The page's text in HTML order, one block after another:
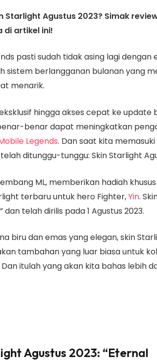
Starlight Agustus 2023? Simak
di artikel ini!
pasti sudah tidak asing lagi dengan
sistem berlangganan bulanan yang
menarik.
hingga akses cepat ke update
benar dapat meningkatkan
Legends. Dan saat kita memasuki
ditunggu-tunggu: Skin Starlight
ML, memberikan hadiah
terbaru untuk hero Fighter,Yin.
dan telah dirilis pada 1 Agustus 2023.
biru dan emas yang elegan, skin
tambahan yang luar biasa untuk
itulah yang akan kita bahas lebih
Agustus 2023: “Eternal